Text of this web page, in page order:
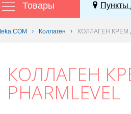
Товары Пункты
Коллаген КОЛЛАГЕН КРЕМ
КОЛЛАГЕН
PHARMLEVEL